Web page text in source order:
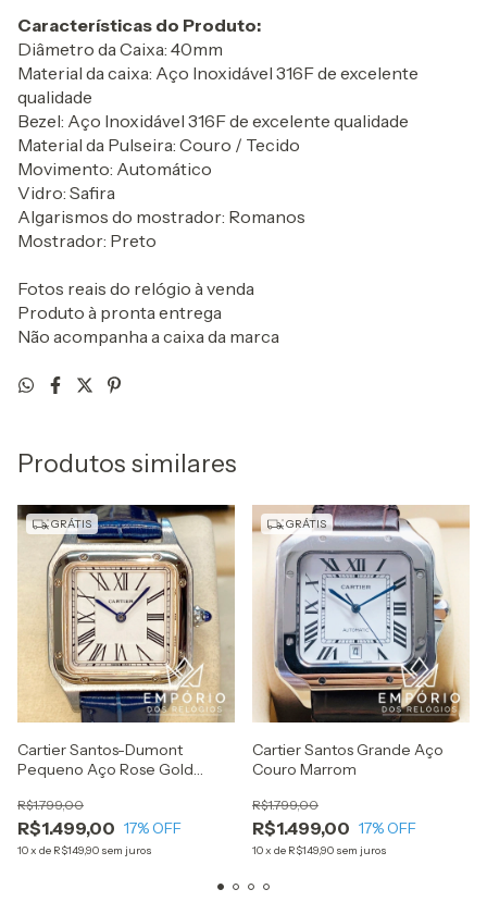
Características do Produto:
Diâmetro da Caixa: 40mm
Material da caixa: Aço Inoxidável 316F de excelente
qualidade
Bezel: Aço Inoxidável 316F de excelente qualidade
Material da Pulseira: Couro / Tecido
Movimento: Automático
Vidro: Safira
Algarismos do mostrador: Romanos
Mostrador: Preto
Fotos reais do relógio à venda
Produto à pronta entrega
Não acompanha a caixa da marca
Produtos similares
GRÁTIS
Cartier Santos-Dumont
Pequeno Aço Rose Gold
R$1.499,00
R$1.799,00
17% OFF
10x de R$149,90 sem juros
GRÁTIS
Cartier Santos Grande Aço
Couro Marrom
R$1.499,00
R$1.799,00
17% OFF
10x de R$149,90 sem juros